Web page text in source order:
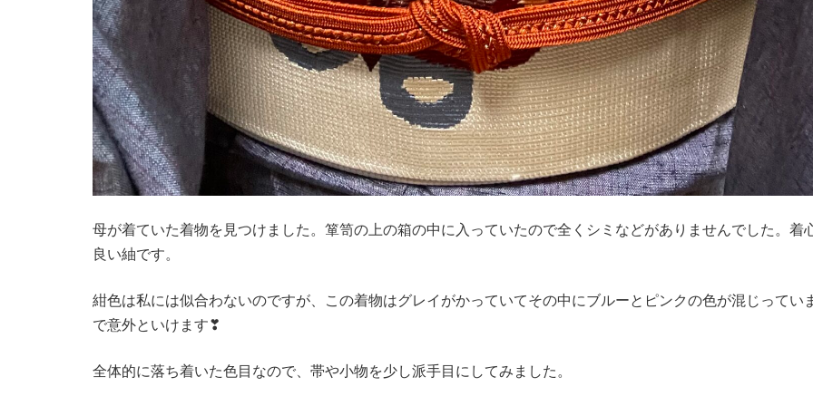
母が着ていた着物を見つけました。箪笥の上の箱の中に入っていたので全くシミなどがありませんでした。着
良い紬です。
紺色は私には似合わないのですが、この着物はグレイがかっていてその中にブルーとピンクの色が混じってい
で意外といけます❣
全体的に落ち着いた色目なので、帯や小物を少し派手目にしてみました。